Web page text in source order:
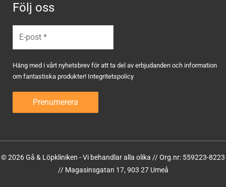
Följ oss
Häng med i vårt nyhetsbrev för att ta del av erbjudanden och information
om fantastiska produkter! Integritetspolicy
© 2026 Gå & Löpkliniken - Vi behandlar alla olika // Org.nr: 559223-8223
// Magasinsgatan 17, 903 27 Umeå